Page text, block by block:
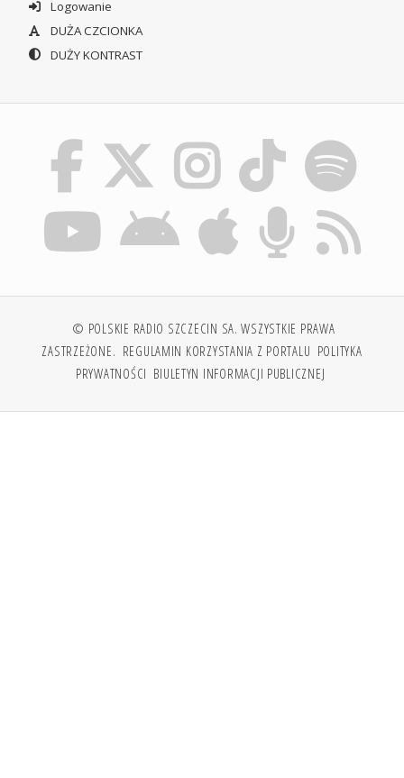
Logowanie
DUŻA CZCIONKA
DUŻY KONTRAST
© POLSKIE RADIO SZCZECIN SA. WSZYSTKIE PRAWA
ZASTRZEŻONE. REGULAMIN KORZYSTANIA Z PORTALU POLITYKA
PRYWATNOŚCI BIULETYN INFORMACJI PUBLICZNEJ